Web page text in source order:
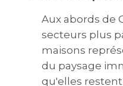
Aux abords de
secteurs plus
maisons
du paysage
qu'elles